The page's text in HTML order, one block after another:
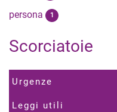
persona 1
Scorciatoie
Urgenze
Leggi utili